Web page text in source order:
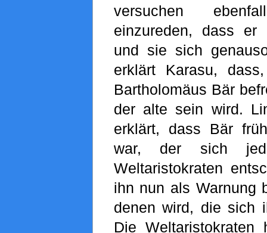
versuchen
einzureden, dass er
und sie sich
erklärt Karasu,
Bartholomäus Bär
der alte sein wird.
erklärt, dass Bär
war, der sich
Weltaristokraten
ihn nun als Warnung
denen wird, die sich
Die Weltaristokraten